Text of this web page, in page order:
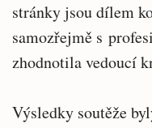
stránky jsou dílem
samozřejmě s
zhodnotila vedoucí
Výsledky soutěže